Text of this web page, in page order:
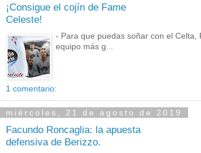
¡Consigue el cojín de Fame
Celeste!
- Para que puedas soñar con el
equipo más g...
1 comentario:
miércoles, 21 de agosto de 2019
Facundo Roncaglia: la apuesta
defensiva de Berizzo.